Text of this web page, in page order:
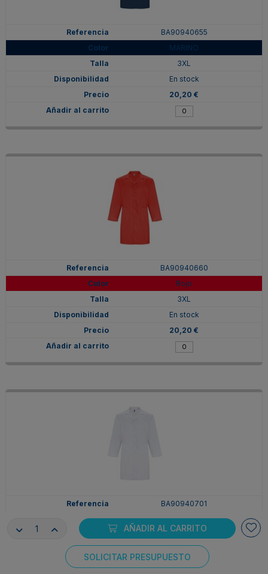
AÑADIR AL CARRITO
SOLICITAR PRESUPUESTO
BA90940655
MARINO
3XL
En stock
20,20 €
BA90940660
Rojo
3XL
En stock
20,20 €
BA90940701
Blanco
4XL
20,20 €
Consentimiento de cookies